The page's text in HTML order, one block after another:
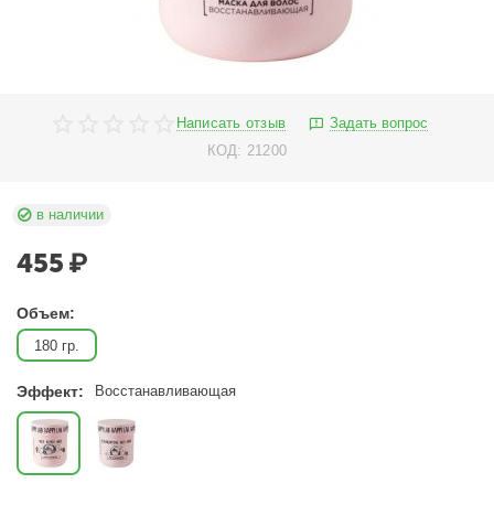
Написать отзыв
Задать вопрос
КОД: 21200
в наличии
455 ₽
Объем:
180 гр.
Эффект: Восстанавливающая